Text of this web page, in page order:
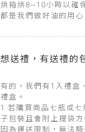
烘箱烘8~10小時以確
都是我們做好油的用心
想送禮，有送禮的
有的，我們有1入禮盒
禮盒。
1.若購買商品七瓶或七
子包裝且會附上提袋
因為運送限制，無法額